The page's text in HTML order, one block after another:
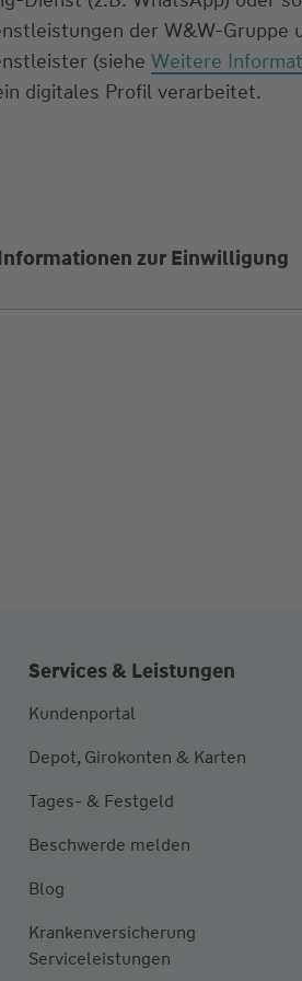
der W&W-
(siehe Weitere
digitales Profil verarbeitet.
zur Einwilligung
Services & Leistungen
Kundenportal
Depot, Girokonten & Karten
Tages- & Festgeld
Beschwerde melden
Blog
Krankenversicherung
Serviceleistungen